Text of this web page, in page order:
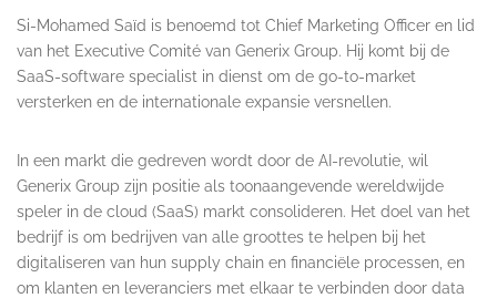
Si-Mohamed Saïd is benoemd tot Chief Marketing Officer en lid
van het Executive Comité van Generix Group. Hij komt bij de
SaaS-software specialist in dienst om de go-to-market
versterken en de internationale expansie versnellen.
In een markt die gedreven wordt door de AI-revolutie, wil
Generix Group zijn positie als toonaangevende wereldwijde
speler in de cloud (SaaS) markt consolideren. Het doel van het
bedrijf is om bedrijven van alle groottes te helpen bij het
digitaliseren van hun supply chain en financiële processen, en
om klanten en leveranciers met elkaar te verbinden door data